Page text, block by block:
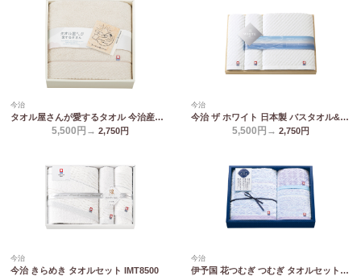
今治
タオル屋さんが愛するタオル 今治産バスタオル ベージュ TA2150BE/PI
5,500円→ 2,750円
今治
今治 ザ ホワイト 日本製 バスタオル&フェイスタオル2P(木箱入) 65550
5,500円→ 2,750円
今治
今治 きらめき タオルセット IMT8500
今治
伊予国 花つむぎ つむぎ タオルセット IH5032